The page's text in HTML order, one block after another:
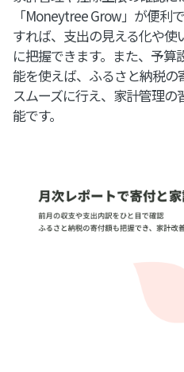
「Moneytree Grow」が便利
すれば、支出の見える化や
に把握できます。また、予
能を使えば、ふるさと納税
スムーズに行え、家計管理
能です。